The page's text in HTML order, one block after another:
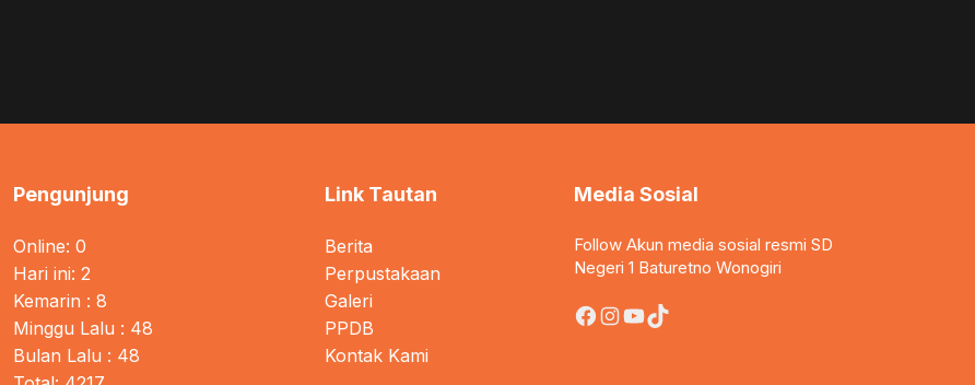
Pengunjung
Online: 0
Hari ini: 2
Kemarin : 8
Minggu Lalu : 48
Bulan Lalu : 48
Link Tautan
Berita
Perpustakaan
Galeri
PPDB
Kontak Kami
Media Sosial
Follow Akun media sosial resmi SD
Negeri 1 Baturetno Wonogiri
Facebook
Instagram
YouTube
TikTok